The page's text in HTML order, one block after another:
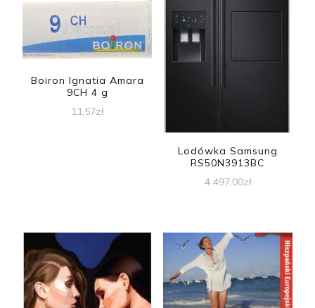
Boiron Ignatia Amara
9CH 4 g
11,57zł
Lodówka Samsung
RS50N3913BC
4 497,00zł